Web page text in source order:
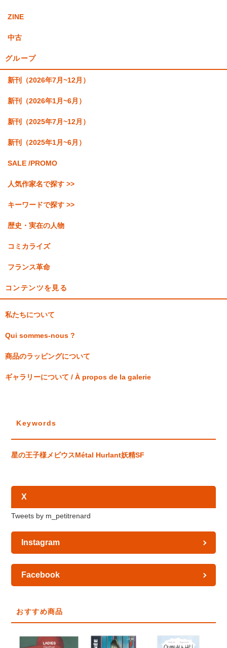
ZINE
中古
グループ
新刊（2026年7月~12月）
新刊（2026年1月~6月）
新刊（2025年7月~12月）
新刊（2025年1月~6月）
SALE /PROMO
人気作家名で探す >>
キーワードで探す >>
歴史・実在の人物
コミカライズ
フランス革命
コンテンツを見る
私たちについて
Qui sommes-nous ?
商品のラッピングについて
ギャラリーについて / À propos de la galerie
Keywords
星の王子様メビウスMétal Hurlant妖精SF
X
Tweets by m_petitrenard
Instagram
Facebook
おすすめ商品